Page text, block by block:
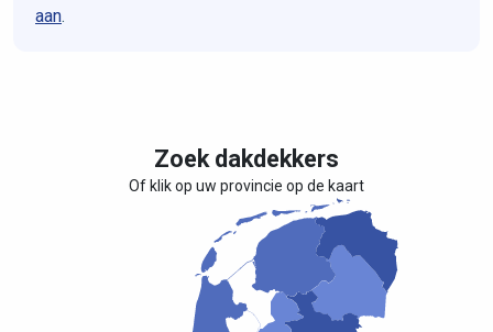
aan.
Zoek dakdekkers
Of klik op uw provincie op de kaart